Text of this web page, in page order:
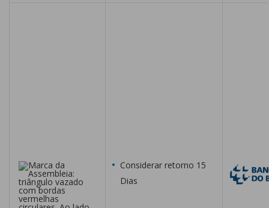
Considerar retorno 15
Dias